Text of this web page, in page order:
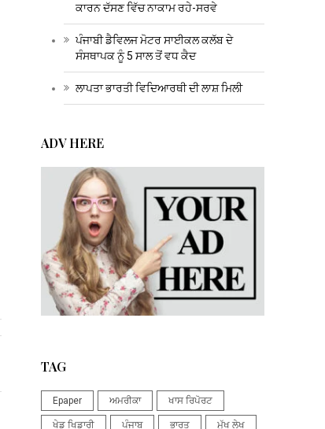
ਕਾਰਨ ਦੱਸਣ ਵਿੱਚ ਨਾਕਾਮ ਰਹੇ-ਸਰਵੇ
ਪੰਜਾਬੀ ਡੈਵਿਲਜ ਮੋਟਰ ਸਾਈਕਲ ਕਲੱਬ ਦੇ
ਸੰਸਥਾਪਕ ਨੂੰ 5 ਸਾਲ ਤੋਂ ਵਧ ਕੈਦ
ਲਾਪਤਾ ਭਾਰਤੀ ਵਿਦਿਆਰਥੀ ਦੀ ਲਾਸ਼ ਮਿਲੀ
ADV HERE
TAG
Epaper ਅਮਰੀਕਾ ਖਾਸ ਰਿਪੋਰਟ
ਖੇਡ ਖਿਡਾਰੀ ਪੰਜਾਬ ਭਾਰਤ ਮੁੱਖ ਲੇਖ